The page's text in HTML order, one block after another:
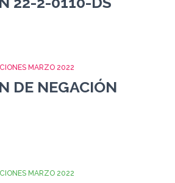
MARZO 2022
DE NEGACIÓN
MARZO 2022